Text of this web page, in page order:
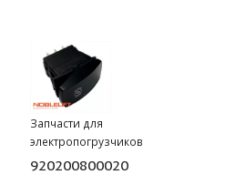
Запчасти для
электропогрузчиков
920200800020